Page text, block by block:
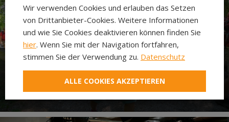
Neuer Pilgerweg Via
Laudato si’
Wir verwenden Cookies und erlauben das Setzen
von Drittanbieter-Cookies. Weitere Informationen
und wie Sie Cookies deaktivieren können finden Sie
hier. Wenn Sie mit der Navigation fortfahren,
stimmen Sie der Verwendung zu. Datenschutz
ALLE COOKIES AKZEPTIEREN